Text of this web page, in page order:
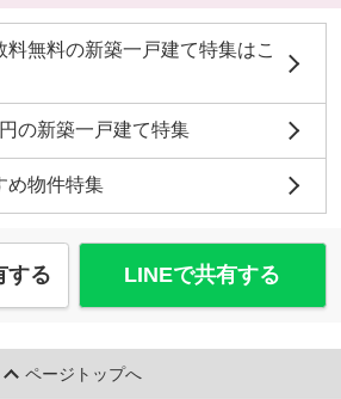
無料の新築一戸建て特集はこ
の新築一戸建て特集
め物件特集
する LINEで共有する
ページトップへ